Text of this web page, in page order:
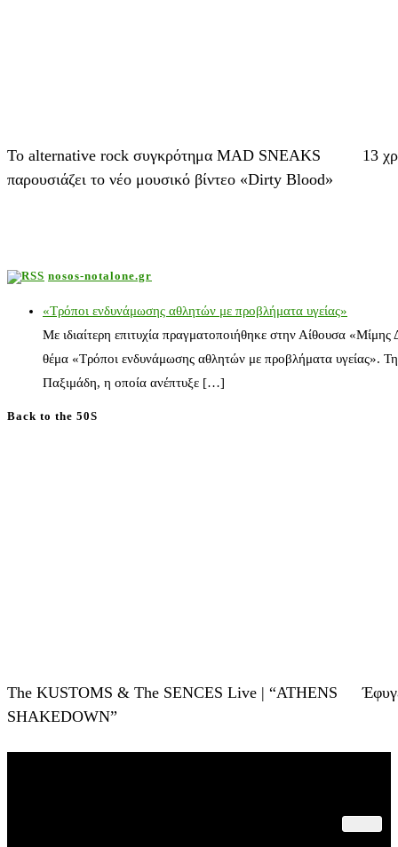
Το alternative rock συγκρότημα MAD SNEAKS
παρουσιάζει το νέο μουσικό βίντεο «Dirty Blood»
13
nosos-notalone.gr
«Τρόποι ενδυνάμωσης αθλητών με προβλήματα υγείας»
Με ιδιαίτερη επιτυχία πραγματοποιήθηκε στην Αίθουσα
θέμα «Τρόποι ενδυνάμωσης αθλητών με προβλήματα υγείας».
Παξιμάδη, η οποία ανέπτυξε […]
Back to the 50S
The KUSTOMS & The SENCES Live | “ATHENS
SHAKEDOWN”